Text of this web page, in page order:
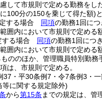
して市規則で定める勤務をし
100分の150を乗じて得た額)
する場合 同項の勤務1回に
囲内において市規則で定める
する場合 同項の勤務1回につ
囲内において市規則で定める
ののほか、管理職員特別勤務
は、市規則で定める。
37・平30条例7・令7条例3・
に関する規定除外)
から第15条 までの規定は、管